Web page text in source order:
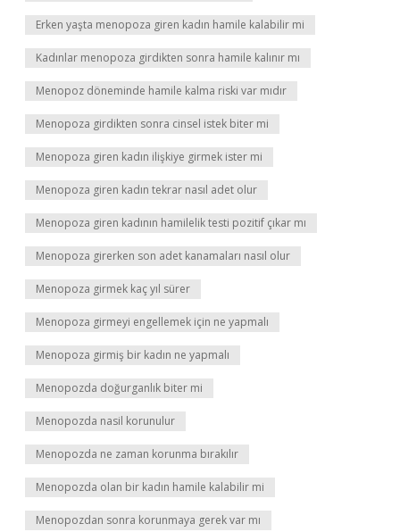
Erken yaşta menopoza giren kadın hamile kalabilir mi
Kadınlar menopoza girdikten sonra hamile kalınır mı
Menopoz döneminde hamile kalma riski var mıdır
Menopoza girdikten sonra cinsel istek biter mi
Menopoza giren kadın ilişkiye girmek ister mi
Menopoza giren kadın tekrar nasıl adet olur
Menopoza giren kadının hamilelik testi pozitif çıkar mı
Menopoza girerken son adet kanamaları nasıl olur
Menopoza girmek kaç yıl sürer
Menopoza girmeyi engellemek için ne yapmalı
Menopoza girmiş bir kadın ne yapmalı
Menopozda doğurganlık biter mi
Menopozda nasil korunulur
Menopozda ne zaman korunma bırakılır
Menopozda olan bir kadın hamile kalabilir mi
Menopozdan sonra korunmaya gerek var mı